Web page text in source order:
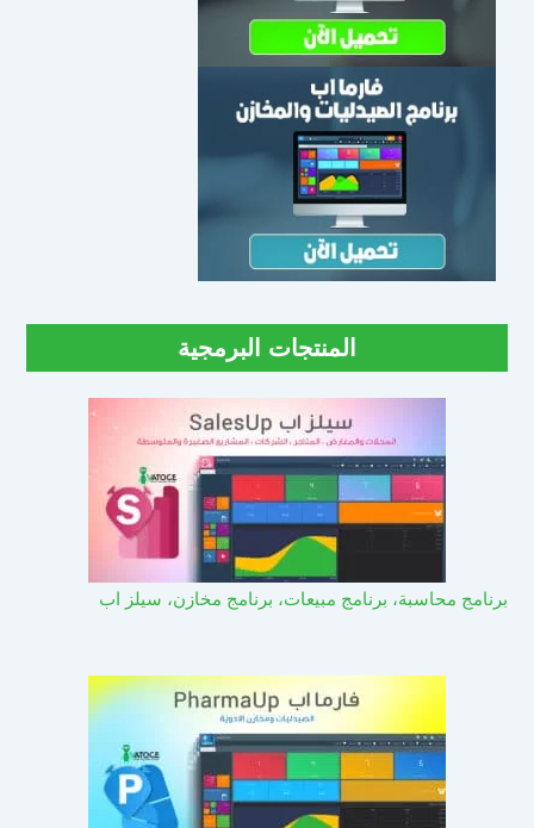
المنتجات البرمجية
برنامج محاسبة، برنامج مبيعات، برنامج مخازن، سيلز اب